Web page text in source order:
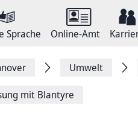
Sprache Online-Amt
Umwelt
mit Blantyre